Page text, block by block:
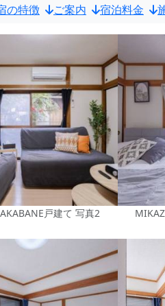
の特徴 ご案内 宿泊料金
戸建て 写真2